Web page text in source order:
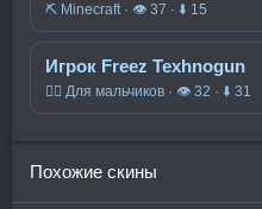
⛏️ Minecraft · 👁 37 · ⬇ 15
Игрок Freez Texhnogun
🧍‍♂️ Для мальчиков · 👁 32 · ⬇ 31
Похожие скины